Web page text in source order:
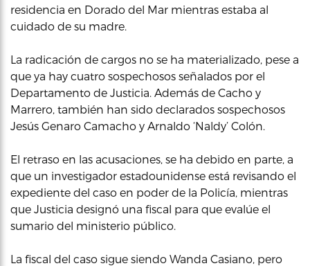
residencia en Dorado del Mar mientras estaba al
cuidado de su madre.
La radicación de cargos no se ha materializado, pese a
que ya hay cuatro sospechosos señalados por el
Departamento de Justicia. Además de Cacho y
Marrero, también han sido declarados sospechosos
Jesús Genaro Camacho y Arnaldo ‘Naldy’ Colón.
El retraso en las acusaciones, se ha debido en parte, a
que un investigador estadounidense está revisando el
expediente del caso en poder de la Policía, mientras
que Justicia designó una fiscal para que evalúe el
sumario del ministerio público.
La fiscal del caso sigue siendo Wanda Casiano, pero